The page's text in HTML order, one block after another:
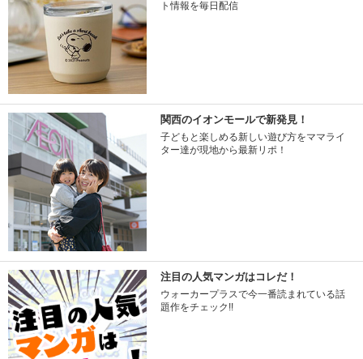
ト情報を毎日配信
関西のイオンモールで新発見！
子どもと楽しめる新しい遊び方をママライ
ター達が現地から最新リポ！
注目の人気マンガはコレだ！
ウォーカープラスで今一番読まれている話
題作をチェック!!